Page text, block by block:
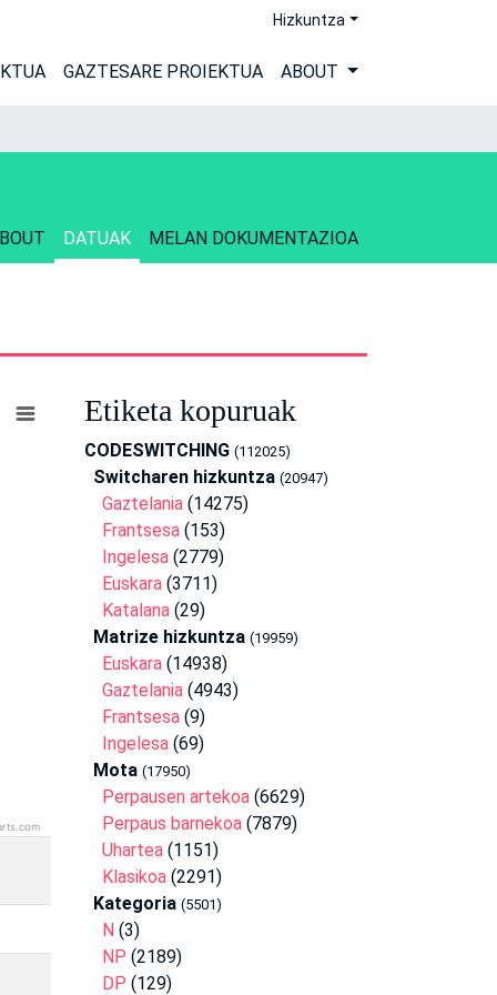
Hizkuntza
GAZTESARE PROIEKTUA ABOUT
DATUAK MELAN DOKUMENTAZIOA
Etiketa kopuruak
CODESWITCHING (112025)
Switcharen hizkuntza (20947)
Gaztelania (14275)
Frantsesa (153)
Ingelesa (2779)
Euskara (3711)
Katalana (29)
Matrize hizkuntza (19959)
Euskara (14938)
Gaztelania (4943)
Frantsesa (9)
Ingelesa (69)
Mota (17950)
Perpausen artekoa (6629)
Perpaus barnekoa (7879)
Uhartea (1151)
Klasikoa (2291)
Kategoria (5501)
N (3)
NP (2189)
DP (129)